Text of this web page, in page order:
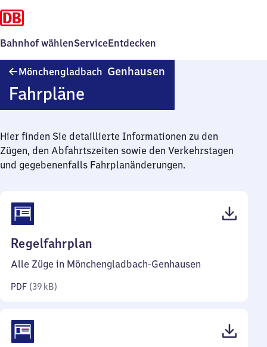
Bahnhof wählenServiceEntdecken
Mönchengladbach Genhausen
Fahrpläne
Hier finden Sie detaillierte Informationen zu den
Zügen, den Abfahrtszeiten sowie den Verkehrstagen
und gegebenenfalls Fahrplanänderungen.
Regelfahrplan
39
Alle Züge in Mönchengladbach-Genhausen
PDF (39 kB)